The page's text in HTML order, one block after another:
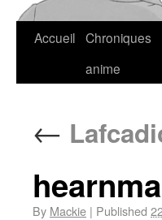
Accueil Chroniques
anime
←
By Mackie | Published